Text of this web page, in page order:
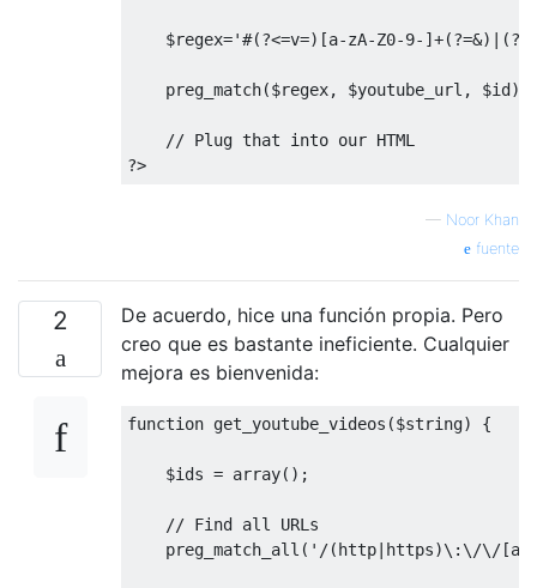
    $regex
='#(?<=v=)[a-zA-Z0-9-
    preg_match
($regex, $youtube_url , $id);
// Plug that into our HTML
?>
— Noor Khan
fuente
2
De acuerdo, hice una función propia. Pero
creo que es bastante ineficiente. Cualquier
mejora es bienvenida:
function get_youtube_videos ($string) {
    $ids
= array();
// Find all URLs
    preg_match_all
( '/(http|https)\:\/\/[a-